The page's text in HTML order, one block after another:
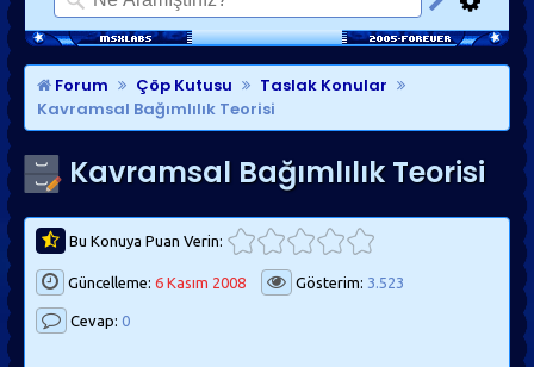
SON MESAJLAR
KISAYOLLAR
Forum Çöp Kutusu
Taslak Konular
Kavramsal Bağımlılık Teorisi
Kavramsal Bağımlılık Teorisi
Bu Konuya Puan Verin:
Güncelleme: 6 Kasım 2008 Gösterim: 3.523
Cevap: 0